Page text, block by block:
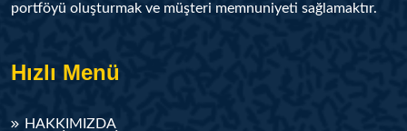
portföyü oluşturmak ve müşteri memnuniyeti sağlamaktır.
Hızlı Menü
HAKKIMIZDA